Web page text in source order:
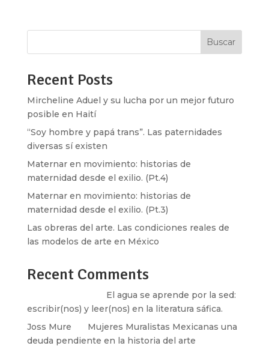
Buscar
Recent Posts
Mircheline Aduel y su lucha por un mejor futuro
posible en Haití
“Soy hombre y papá trans”. Las paternidades
diversas sí existen
Maternar en movimiento: historias de
maternidad desde el exilio. (Pt.4)
Maternar en movimiento: historias de
maternidad desde el exilio. (Pt.3)
Las obreras del arte. Las condiciones reales de
las modelos de arte en México
Recent Comments
El agua se aprende por la sed:
escribir(nos) y leer(nos) en la literatura sáfica.
Joss Mure
Mujeres Muralistas Mexicanas una
deuda pendiente en la historia del arte